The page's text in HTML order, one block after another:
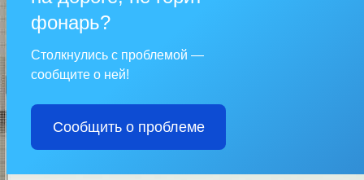
фонарь?
Столкнулись с проблемой —
сообщите о ней!
Сообщить о проблеме